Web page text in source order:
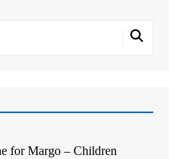
for Margo – Children